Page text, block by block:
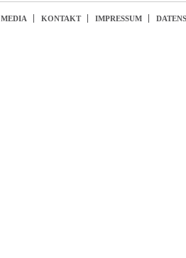
MEDIA KONTAKT IMPRESSUM